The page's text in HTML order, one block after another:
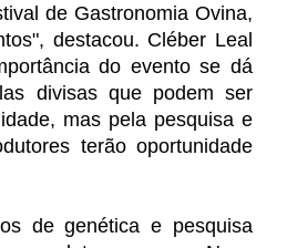
de Gastronomia Ovina,
destacou. Cléber Leal
do evento se dá
divisas que podem ser
mas pela pesquisa e
terão oportunidade
de genética e pesquisa